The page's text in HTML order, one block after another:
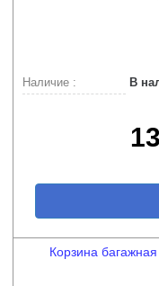
Наличие : В
Корзина